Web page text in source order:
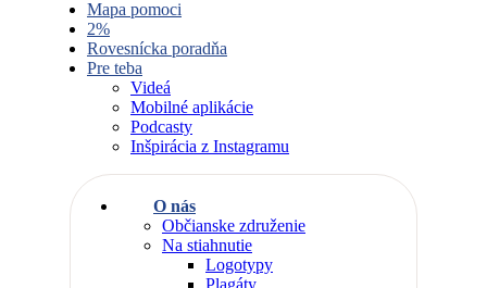
Mapa pomoci
2%
Rovesnícka poradňa
Pre teba
Videá
Mobilné aplikácie
Podcasty
Inšpirácia z Instagramu
O nás
Občianske združenie
Na stiahnutie
Logotypy
Plagáty